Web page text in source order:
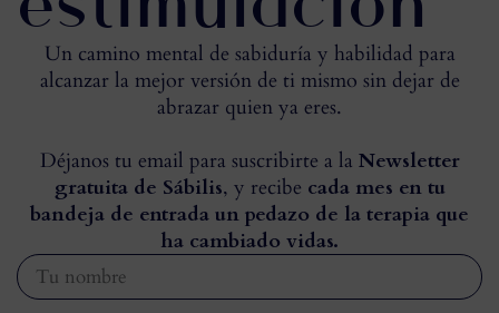
Un camino mental de sabiduría y habilidad para
alcanzar la mejor versión de ti mismo sin dejar de
abrazar quien ya eres.
Déjanos tu email para suscribirte a la Newsletter
gratuita de Sábilis, y recibe cada mes en tu
bandeja de entrada un pedazo de la terapia que
ha cambiado vidas.